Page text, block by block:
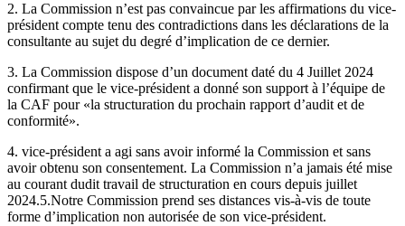
2. La Commission n’est pas convaincue par les affirmations du vice-
président compte tenu des contradictions dans les déclarations de la
consultante au sujet du degré d’implication de ce dernier.
3. La Commission dispose d’un document daté du 4 Juillet 2024
confirmant que le vice-président a donné son support à l’équipe de
la CAF pour «la structuration du prochain rapport d’audit et de
conformité».
4. vice-président a agi sans avoir informé la Commission et sans
avoir obtenu son consentement. La Commission n’a jamais été mise
au courant dudit travail de structuration en cours depuis juillet
2024.5.Notre Commission prend ses distances vis-à-vis de toute
forme d’implication non autorisée de son vice-président.